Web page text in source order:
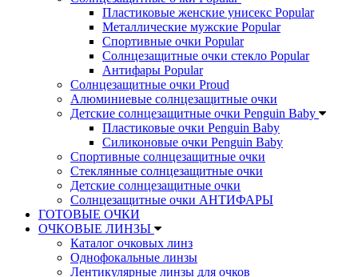
Пластиковые женские унисекс Popular
Металлические мужские Popular
Спортивные очки Popular
Солнцезащитные очки стекло Popular
Aнтифары Popular
Солнцезащитные очки Proud
Алюминиевые солнцезащитные очки
Детские солнцезащитные очки Penguin Baby
Пластиковые очки Penguin Baby
Силиконовые очки Penguin Baby
Спортивные солнцезащитные очки
Стеклянные солнцезащитные очки
Детские солнцезащитные очки
Солнцезащитные очки АНТИФАРЫ
ГОТОВЫЕ ОЧКИ
ОЧКОВЫЕ ЛИНЗЫ
Каталог очковых линз
Однофокальные линзы
Лентикулярные линзы для очков